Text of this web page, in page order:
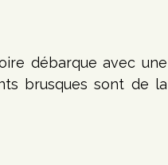
débarque avec une
brusques sont de la